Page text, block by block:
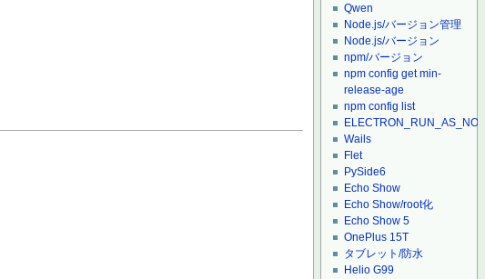
Qwen
Node.js/バージョン管理
Node.js/バージョン
npm/バージョン
npm config get min-
release-age
npm config list
Wails
Flet
PySide6
Echo Show
Echo Show/root化
Echo Show 5
OnePlus 15T
タブレット/防水
Helio G99